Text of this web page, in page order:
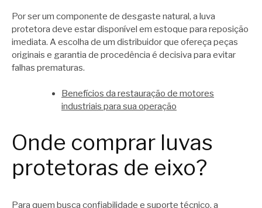
Por ser um componente de desgaste natural, a luva
protetora deve estar disponível em estoque para reposição
imediata. A escolha de um distribuidor que ofereça peças
originais e garantia de procedência é decisiva para evitar
falhas prematuras.
Benefícios da restauração de motores
industriais para sua operação
Onde comprar luvas
protetoras de eixo?
Para quem busca confiabilidade e suporte técnico, a